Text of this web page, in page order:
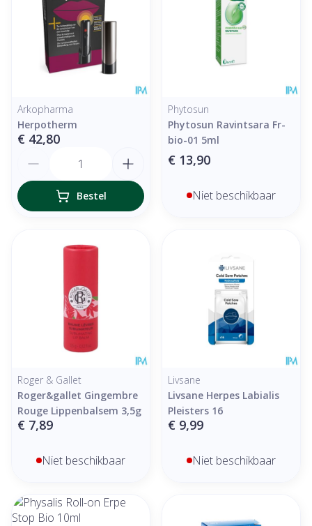
Arkopharma
Herpotherm
€ 42,80
Bestel
Phytosun
Phytosun Ravintsara Fr-
bio-01 5ml
€ 13,90
Niet beschikbaar
Roger & Gallet
Roger&gallet Gingembre
Rouge Lippenbalsem 3,5g
€ 7,89
Niet beschikbaar
Livsane
Livsane Herpes Labialis
Pleisters 16
€ 9,99
Niet beschikbaar